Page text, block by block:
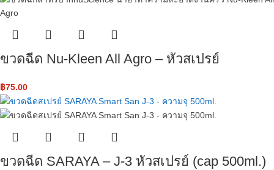
ขวดฉีด Nu-Kleen All Agro – หัวสเปรย์
฿75.00
ขวดฉีด SARAYA – J-3 หัวสเปรย์ ​(cap 500ml.)